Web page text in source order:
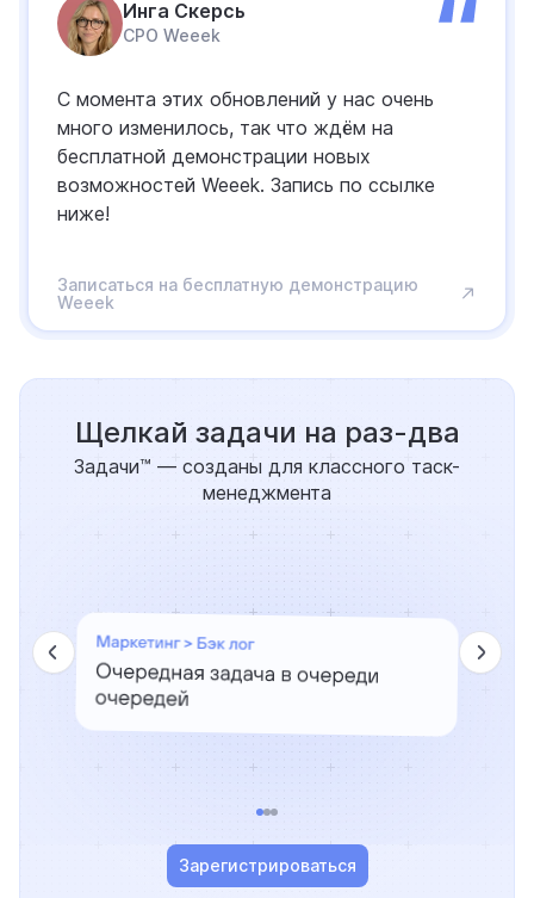
Инга Скерсь
CPO Weeek
С момента этих обновлений у нас очень
много изменилось, так что ждём на
бесплатной демонстрации новых
возможностей Weeek. Запись по ссылке
ниже!
Записаться на бесплатную демонстрацию
Weeek
Щелкай задачи на раз-два
Задачи™ — созданы для классного таск-
менеджмента
Зарегистрироваться